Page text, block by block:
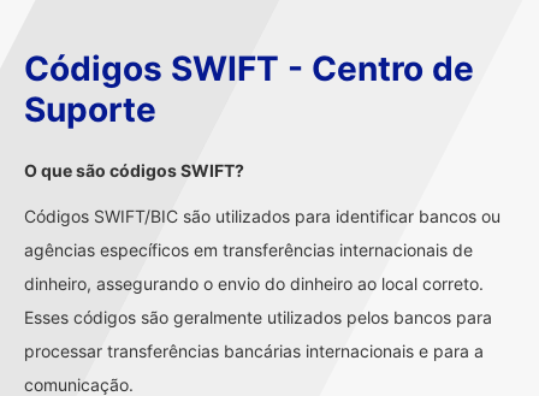
Códigos SWIFT - Centro de
Suporte
O que são códigos SWIFT?
Códigos SWIFT/BIC são utilizados para identificar bancos ou
agências específicos em transferências internacionais de
dinheiro, assegurando o envio do dinheiro ao local correto.
Esses códigos são geralmente utilizados pelos bancos para
processar transferências bancárias internacionais e para a
comunicação.